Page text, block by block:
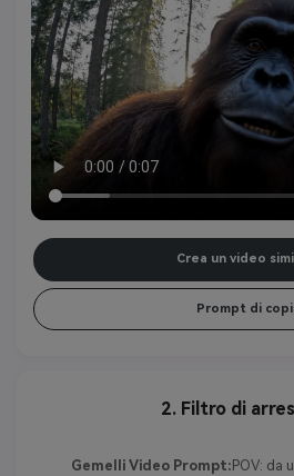
Crea un video
Prompt di
2. Filtro di
Gemelli Video Prompt: POV: da